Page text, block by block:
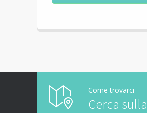
Come trovarci
Cerca sulla